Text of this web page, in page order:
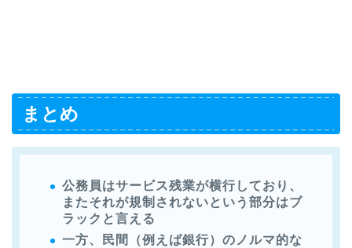
まとめ
公務員はサービス残業が横行しており、
またそれが規制されないという部分はブ
ラックと言える
一方、民間（例えば銀行）のノルマ的な